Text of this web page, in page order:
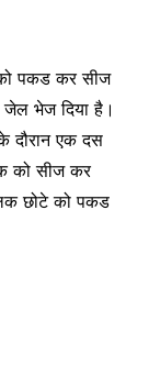
पकड कर सीज
भेज दिया है।
दौरान एक दस
को सीज कर
छोटे को पकड